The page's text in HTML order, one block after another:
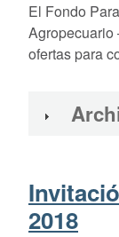
El Fondo
Agropecuario
ofertas para
2018